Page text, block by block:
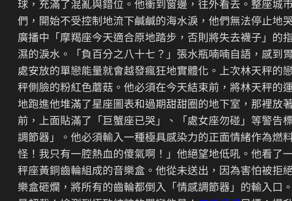
球，充滿了混亂與錯位。他衝到窗邊，往外看去。整座城
們，開始不受控制地流下鹹鹹的海水淚，他們無法停止地
廣播中「摩羯座今天適合原地踏步，否則將失去襪子」的
濕的淚水。「負百分之八十七？」張水瓶喃喃自語，感到
處安放的單戀能量就會越發瘋狂地實體化。上次林天秤的
秤側臉的粉紅色蘑菇。他必須在今天結束前，將林天秤的
地跑進他堆滿了星座圖表和過期甜甜圈的地下室，那裡放
前，上面貼滿了「巨蟹座已哭」、「處女座勿碰」等警告
調節器」。他必須輸入一種極具感染力的正面情緒作為燃
怪！我只有一腔熱血的傻氣啊！」他絕望地低吼。他看了
秤座黃銅齒輪組成的音樂盒。他從未送出，因為害怕被拒
樂盒砸爛，將所有的齒輪都倒入「情感調節器」的輸入口